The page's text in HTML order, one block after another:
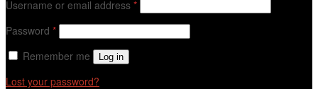
Username or email address *
Password *
Remember me
Log in
Lost your password?